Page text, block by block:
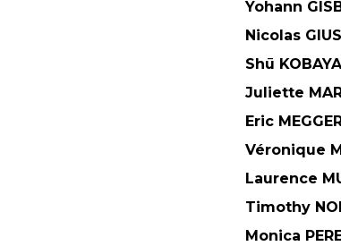
Yohann
Nicolas
Shū
Juliette
Eric
Véronique
Laurence
Timothy
Monica